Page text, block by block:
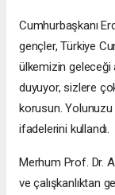
Cumhurbaşkanı
gençler, Türkiye
ülkemizin geleceği
duyuyor, sizlere
korusun. Yolunuzu
ifadelerini kullandı.
Merhum Prof. Dr.
ve çalışkanlıktan